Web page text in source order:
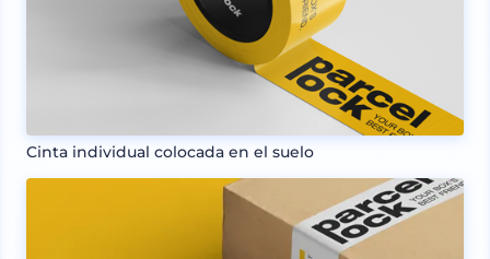
Cinta individual colocada en el suelo